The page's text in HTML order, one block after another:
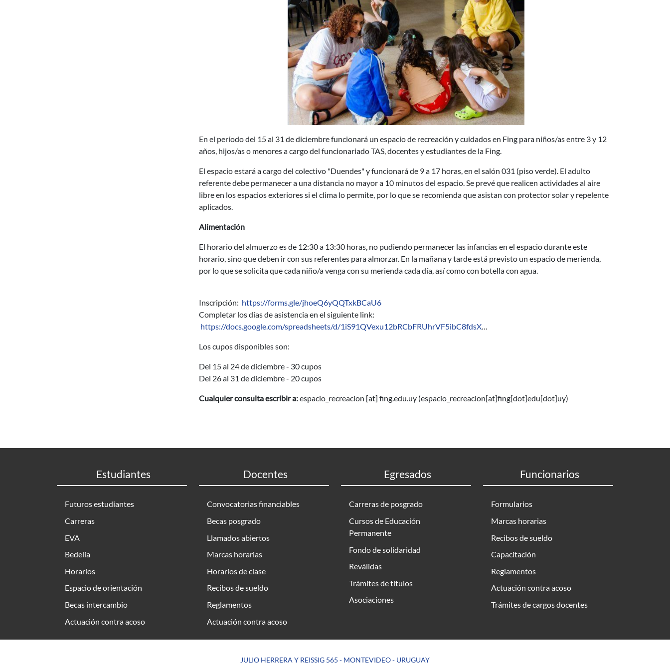
En el período del 15 al 31 de diciembre funcionará un espacio de recreación y cuidados en Fing para niños/as entre 3 y 12
años, hijos/as o menores a cargo del funcionariado TAS, docentes y estudiantes de la Fing.
El espacio estará a cargo del colectivo "Duendes" y funcionará de 9 a 17 horas, en el salón 031 (piso verde). El adulto
referente debe permanecer a una distancia no mayor a 10 minutos del espacio. Se prevé que realicen actividades al aire
libre en los espacios exteriores si el clima lo permite, por lo que se recomienda que asistan con protector solar y repelente
aplicados.
Alimentación
El horario del almuerzo es de 12:30 a 13:30 horas, no pudiendo permanecer las infancias en el espacio durante este
horario, sino que deben ir con sus referentes para almorzar. En la mañana y tarde está previsto un espacio de merienda,
por lo que se solicita que cada niño/a venga con su merienda cada día, así como con botella con agua.
Inscripción: https://forms.gle/jhoeQ6yQQTxkBCaU6
Completar los días de asistencia en el siguiente link:
https://docs.google.com/spreadsheets/d/1iS91QVexu12bRCbFRUhrVF5ibC8fdsX
Los cupos disponibles son:
Del 15 al 24 de diciembre - 30 cupos
Del 26 al 31 de diciembre - 20 cupos
Cualquier consulta escribir a:espacio_recreacion [at] fing.edu.uy (espacio_recreacion[at]fing[dot]edu[dot]uy)
Estudiantes
Futuros estudiantes
Carreras
EVA
Bedelia
Horarios
Espacio de orientación
Becas intercambio
Actuación contra acoso
Docentes
Convocatorias financiables
Becas posgrado
Llamados abiertos
Marcas horarias
Horarios de clase
Recibos de sueldo
Reglamentos
Actuación contra acoso
Egresados
Carreras de posgrado
Cursos de Educación
Permanente
Fondo de solidaridad
Reválidas
Trámites de títulos
Asociaciones
Funcionarios
Formularios
Marcas horarias
Recibos de sueldo
Capacitación
Reglamentos
Actuación contra acoso
Trámites de cargos docentes
JULIO HERRERA Y REISSIG 565 - MONTEVIDEO - URUGUAY